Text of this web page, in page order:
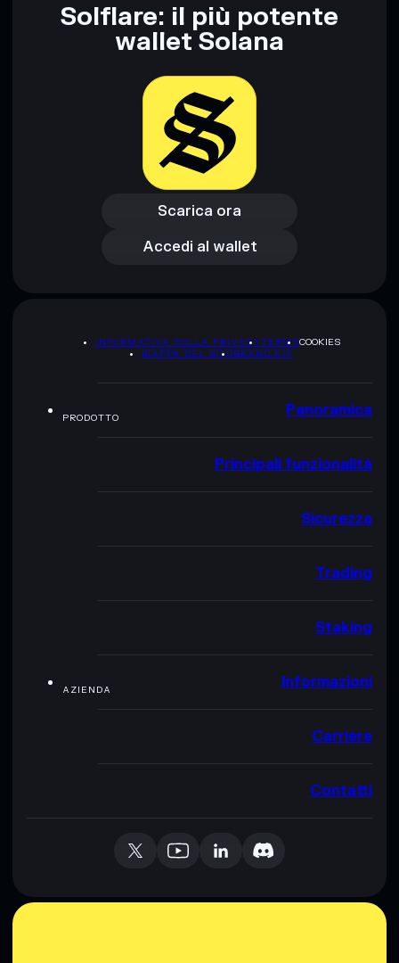
Solflare: il più potente
wallet Solana
Scarica ora
Scarica ora
Accedi al wallet
Accedi al wallet
INFORMATIVA SULLA PRIVACYTERMSCOOKIES
MAPPA DEL SITOBRAND KIT
PRODOTTO Panoramica
Principali funzionalità
Sicurezza
Trading
Staking
AZIENDA Informazioni
Carriere
Contatti